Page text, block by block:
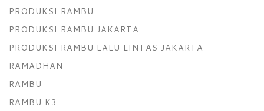
PRODUKSI RAMBU
PRODUKSI RAMBU JAKARTA
PRODUKSI RAMBU LALU LINTAS JAKARTA
RAMADHAN
RAMBU
RAMBU K3